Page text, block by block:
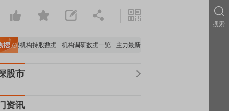
重要机构持股数据 机构调研数据一览 主力最新动向
股市
资讯
搜索